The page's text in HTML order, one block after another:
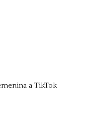
a TikTok